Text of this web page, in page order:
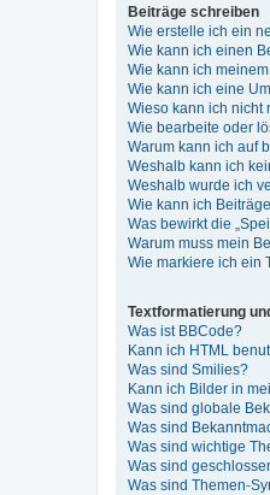
Beiträge schreiben
Wie erstelle ich ein
Wie kann ich einen
Wie kann ich
Wie kann ich eine
Wieso kann ich nicht
Wie bearbeite oder
Warum kann ich auf
Weshalb kann ich
Weshalb wurde ich
Wie kann ich
Was bewirkt die
Warum muss mein
Wie markiere ich ein
Textformatierung
Was ist BBCode?
Kann ich HTML
Was sind Smilies?
Kann ich Bilder in
Was sind globale
Was sind
Was sind wichtige
Was sind
Was sind Themen-